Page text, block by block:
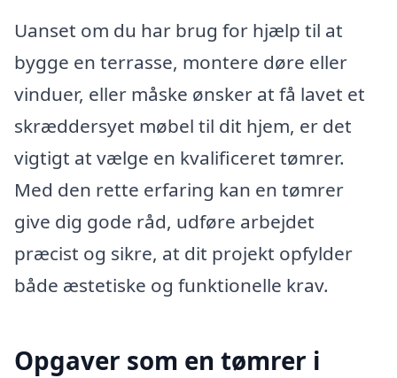
Uanset om du har brug for hjælp til at
bygge en terrasse, montere døre eller
vinduer, eller måske ønsker at få lavet et
skræddersyet møbel til dit hjem, er det
vigtigt at vælge en kvalificeret tømrer.
Med den rette erfaring kan en tømrer
give dig gode råd, udføre arbejdet
præcist og sikre, at dit projekt opfylder
både æstetiske og funktionelle krav.
Opgaver som en tømrer i